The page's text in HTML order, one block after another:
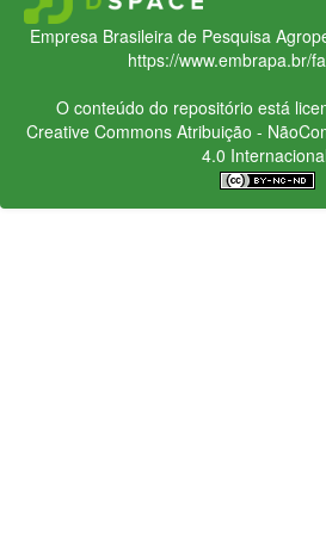
Empresa Brasileira de Pesquisa
https://www.embrapa.br/
O conteúdo do repositório está
Creative CommonsAtribuição -
4.0